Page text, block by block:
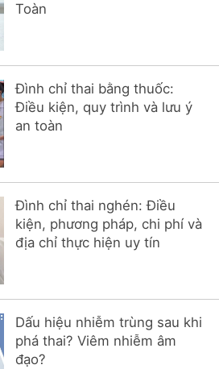
Toàn
Đình chỉ thai bằng thuốc:
Điều kiện, quy trình và lưu ý
an toàn
Đình chỉ thai nghén: Điều
kiện, phương pháp, chi phí và
địa chỉ thực hiện uy tín
Dấu hiệu nhiễm trùng sau khi
phá thai? Viêm nhiễm âm
đạo?